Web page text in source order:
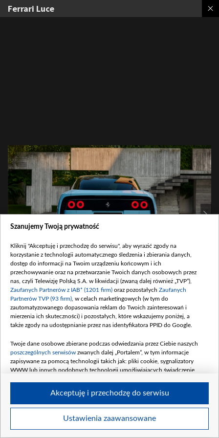
Ferrari Luce
ferrari_luce53.jpeg
1
Szczegóły
Szanujemy Twoją prywatność
Kliknij "Akceptuję i przechodzę do serwisu", aby wyrazić zgody na
korzystanie z technologii automatycznego śledzenia i zbierania danych,
dostęp do informacji na Twoim urządzeniu końcowym i ich
przechowywanie oraz na przetwarzanie Twoich danych osobowych przez
nas, czyli Telewizję Polską S.A. w likwidacji (zwaną dalej również „TVP”),
Zaufanych Partnerów z IAB* (1201 firm) oraz pozostałych Zaufanych
Partnerów TVP (93 firm) , w celach marketingowych (w tym do
zautomatyzowanego dopasowania reklam do Twoich zainteresowań i
mierzenia ich skuteczności) i pozostałych, które wskazujemy poniżej, a
także zgody na udostępnianie przez nas identyfikatora PPID do Google.
Twoje dane osobowe zbierane podczas odwiedzania przez Ciebie naszych
poszczególnych serwisów zwanych dalej „Portalem”, w tym informacje
zapisywane za pomocą technologii takich jak: pliki cookie, sygnalizatory
WWW lub innych podobnych technologii umożliwiających świadczenie
Twoje dane osobowe zbierane podczas odwiedzania przez Ciebie
Ustawienia zaawansowane
Akceptuję i przechodzę do serwisu